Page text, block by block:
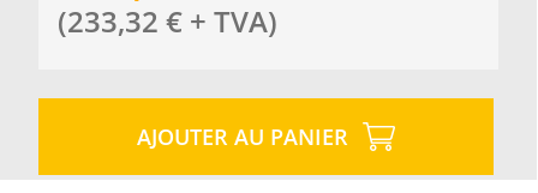
(233,32 € + TVA)
AJOUTER AU PANIER